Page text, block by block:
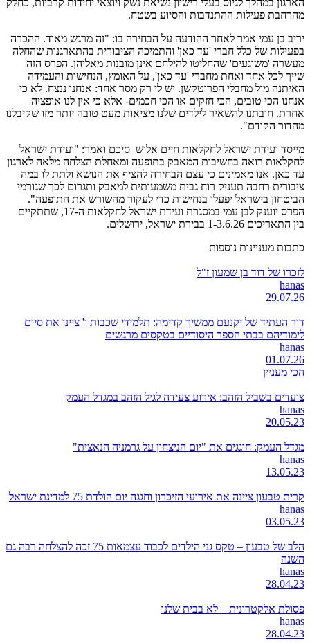
הארגון במהלך לגיוס בעלי רישיון נשיאת נשק ויוצאי יחידות קרביות, כחלק
מהרחבת פעילות ההתנדבות והסיוע בשטח.
יריב בן עמי אמר לאחר ההודעה על הבחירה בו: "זה מרגש מאוד. ההכרה
בפעילות של כלל חברי 'עד כאן' והתמיכה הציבורית בהתארגנות שהחלה
מעשרה 'משוגעים' שהחליטו להילחם אינן מובנות מאליהן. הפרס הזה
שייך לכל אחד ואחת מחברי 'עד כאן', על האומץ, הנחישות והעמידה
האיתנה מול מחבלי הפרוטקשן. יש לי רק מסר אחד: אנחנו ננצח. לא כי
אנחנו הכי טובים, הכי חזקים או הכי חכמים- אלא כי אין לנו אופציה
אחרת. חובתנו להשאיר לילדים שלנו מציאות מעט טובה יותר מזו שקיבלנו
מהדור הקודם".
מייסד ועידת ישראל לחקלאות חיים אלוש סיכם ואמר: "ועידת ישראל
לחקלאות רואה בחשיבות המאבק בתופעה ומאחלת הצלחה מלאה לארגון
עד כאן. אנו מאמינים כי עצם הבחירה להציף את הנושא ולתת לו במה
ציבורית רחבה תעניק רוח גבית משמעותית למאבק ותגרום לכך שגורמי
הביטחון בישראל יפעלו בנחישות כדי לעקור מהשורש את התופעה".
הפרס יוענק לבן עמי במסגרת ועידת ישראל לחקלאות ה-17, שתתקיים
בין התאריכים 1-3.6.26 בבירת ישראל, ירושלים.
כתבות מעניינות נוספות
לזכרו של דוד בן שמעון ז"ל
hanas
29.07.26
דור העתיד של יקנעם ממשיך קדימה: תלמידי שכבות ו' ציינו את סיום
לימודיהם בבתי הספר היסודיים בטקסים מרגשים
hanas
01.07.26
הכי מעניין
צועדים בשביל הזהב: אירוע צעידה לגיל הזהב במגדל העמק
hanas
20.05.23
מגדל העמק: חוגגים את "יום הניצחון על גרמניה הנאצית"
hanas
13.05.23
קרית טבעון ציינה את אירועי הזיכרון וחגגה יום הולדת 75 למדינת ישראל
hanas
03.05.23
הלב של טבעון – טקס גני הילדים לכבוד עצמאות 75 זכה להצלחה רבה גם
השנה
hanas
28.04.23
פסולת אלקטרונית – לא בבית שלנו
hanas
28.04.23